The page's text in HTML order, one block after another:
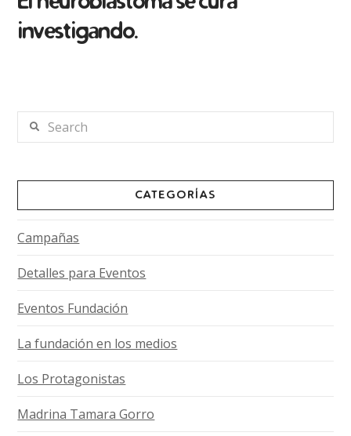
investigando.
Search
CATEGORÍAS
Campañas
Detalles para Eventos
Eventos Fundación
La fundación en los medios
Los Protagonistas
Madrina Tamara Gorro